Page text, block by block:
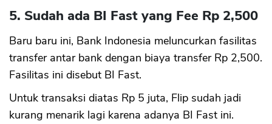
5. Sudah ada BI Fast yang Fee Rp 2,500
Baru baru ini, Bank Indonesia meluncurkan fasilitas
transfer antar bank dengan biaya transfer Rp 2,500.
Fasilitas ini disebut BI Fast.
Untuk transaksi diatas Rp 5 juta, Flip sudah jadi
kurang menarik lagi karena adanya BI Fast ini.